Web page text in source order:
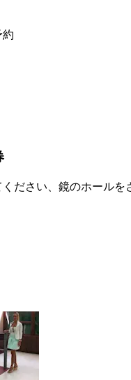
約
ださい、鏡のホールを